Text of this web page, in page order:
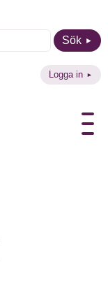
Sök
Logga in